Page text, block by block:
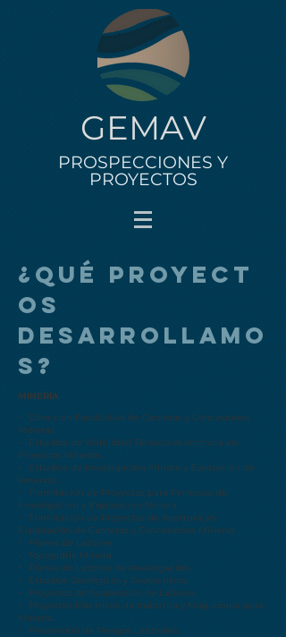
GEMAV
PROSPECCIONES Y
PROYECTOS
¿QUÉ proyect
os
desarrollamo
s?
MINERÍA
− Dirección Facultativa de Canteras y Concesiones
Mineras.
− Estudios de Viabilidad Técnico-económica en
Proyectos Mineros.
− Estudios de Investigación Minera y Evaluación de
Reservas.
− Tramitación de Proyectos para Permisos de
Investigación y Exploración Minera.
− Tramitación de Proyectos de Apertura y/o
Explotación de Canteras y Concesiones Mineras.
− Planes de Labores.
− Topografía Minera.
− Planes de Labores de Investigación.
− Estudios Geológicos y Geotécnicos.
− Proyectos de Suspensión de Labores.
− Proyectos Eléctricos de Industria y Maquinaria para
Minería.
− Prevención de Riesgos Laborales.